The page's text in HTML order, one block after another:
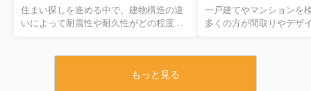
住まい探しを進める中で、建物構造の違
いによって耐震性や耐久性がどの程度変
建物の寿命、メンテナンスの頻度は大き
一戸建てやマンションを
多くの方が間取りやデザ
もっと見る